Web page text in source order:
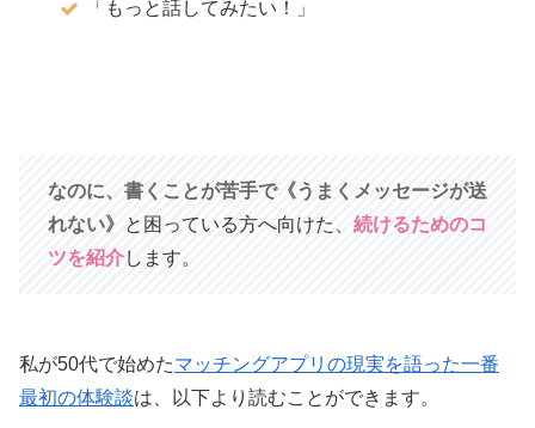
「もっと話してみたい！」
なのに、書くことが苦手で《うまくメッセージが送
れない》 と困っている方へ向けた、 続けるためのコ
ツを紹介します。
私が50代で始めたマッチングアプリの現実を語った一番
最初の体験談は、以下より読むことができます。